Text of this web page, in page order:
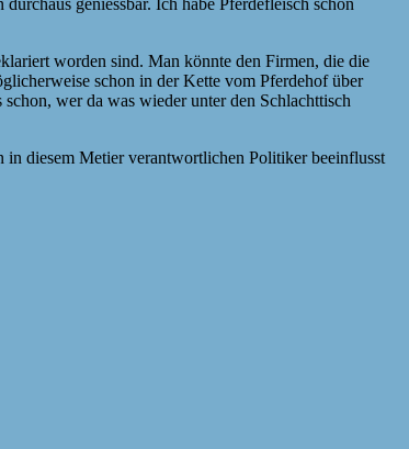
worden sind. Man könnte den Firmen, die die
schon in der Kette vom Pferdehof über
wer da was wieder unter den Schlachttisch
in diesem Metier verantwortlichen Politiker beeinflusst